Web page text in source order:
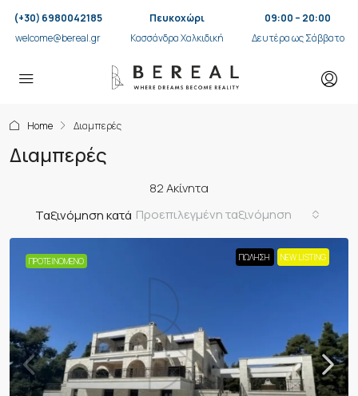
(+30) 6980042185
welcome@bereal.gr
Πευκοχώρι
Κασσάνδρα Χαλκιδική
09:00 – 20:00
Δευτέρα ως Σάββατο
Home Διαμπερές
Διαμπερές
82 Ακίνητα
Ταξινόμηση κατά Προεπιλεγμένη ταξινόμηση
ΠΡΟΤΕΙΝΌΜΕΝΟ ΠΏΛΗΣΗ NEW LISTING